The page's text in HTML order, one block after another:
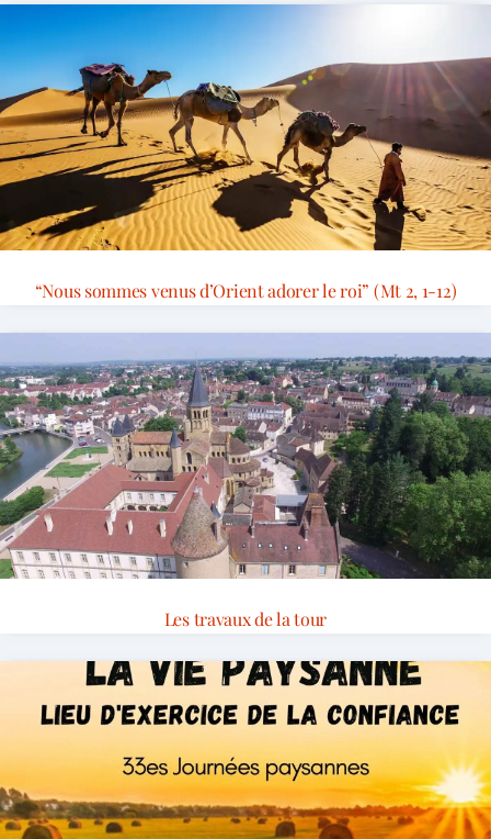
“Nous sommes venus d’Orient adorer le roi” (Mt 2, 1-12)
Les travaux de la tour